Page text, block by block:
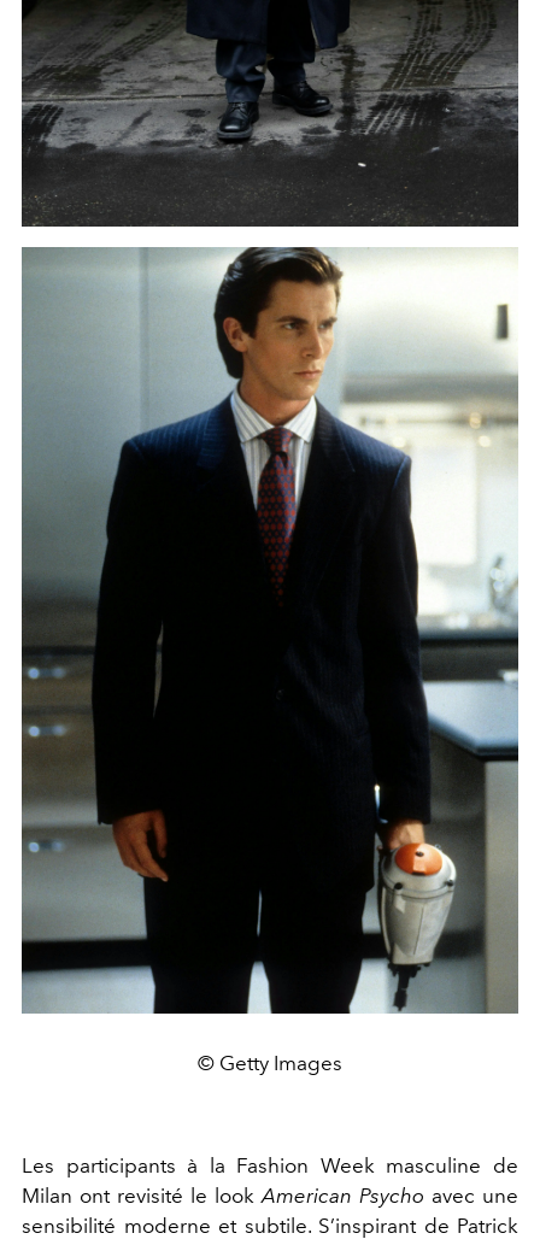
© Getty Images
Les participants à la Fashion Week masculine de
Milan ont revisité le lookAmerican Psycho avec une
sensibilité moderne et subtile. S’inspirant de Patrick